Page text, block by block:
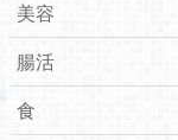
美容
腸活
食